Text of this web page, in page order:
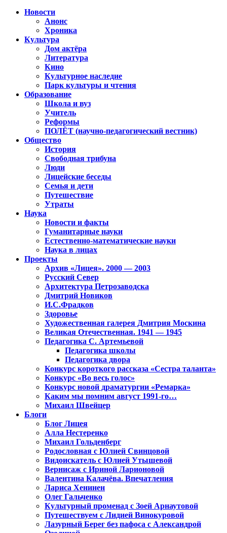
Новости
Анонс
Хроника
Культура
Дом актёра
Литература
Кино
Культурное наследие
Парк культуры и чтения
Образование
Школа и вуз
Учитель
Реформы
ПОЛЁТ (научно-педагогический вестник)
Общество
История
Свободная трибуна
Люди
Лицейские беседы
Семья и дети
Путешествие
Утраты
Наука
Новости и факты
Гуманитарные науки
Естественно-математические науки
Наука в лицах
Проекты
Архив «Лицея». 2000 — 2003
Русский Север
Архитектура Петрозаводска
Дмитрий Новиков
И.С.Фрадков
Здоровье
Художественная галерея Дмитрия Москина
Великая Отечественная. 1941 — 1945
Педагогика С. Артемьевой
Педагогика школы
Педагогика двора
Конкурс короткого рассказа «Сестра таланта»
Конкурс «Во весь голос»
Конкурс новой драматургии «Ремарка»
Каким мы помним август 1991-го…
Михаил Швейцер
Блоги
Блог Лицея
Алла Нестеренко
Михаил Гольденберг
Родословная с Юлией Свинцовой
Видоискатель с Юлией Утышевой
Вернисаж с Ириной Ларионовой
Валентина Калачёва. Впечатления
Лариса Хенинен
Олег Гальченко
Культурный променад с Зоей Арнаутовой
Путешествуем с Лидией Винокуровой
Лазурный Берег без пафоса с Александрой